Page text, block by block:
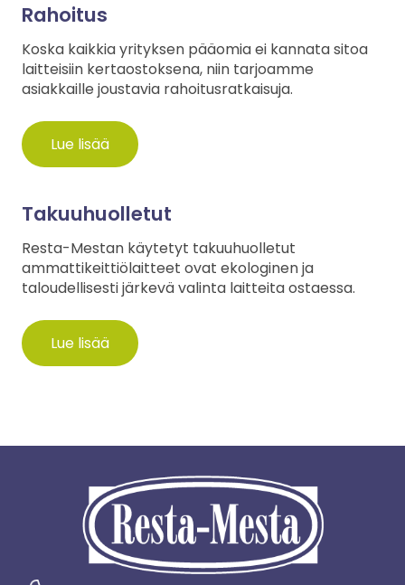
Rahoitus
Koska kaikkia yrityksen pääomia ei kannata sitoa
laitteisiin kertaostoksena, niin tarjoamme
asiakkaille joustavia rahoitusratkaisuja.
Lue lisää
Takuuhuolletut
Resta-Mestan käytetyt takuuhuolletut
ammattikeittiölaitteet ovat ekologinen ja
taloudellisesti järkevä valinta laitteita ostaessa.
Lue lisää